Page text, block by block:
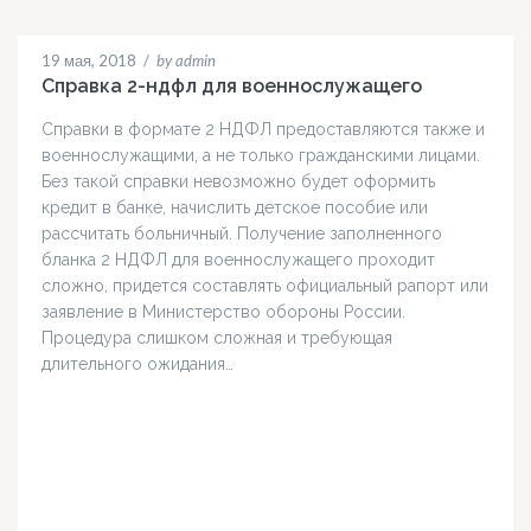
19 мая, 2018 / by admin
Справка 2-ндфл для военнослужащего
Справки в формате 2 НДФЛ предоставляются также и
военнослужащими, а не только гражданскими лицами.
Без такой справки невозможно будет оформить
кредит в банке, начислить детское пособие или
рассчитать больничный. Получение заполненного
бланка 2 НДФЛ для военнослужащего проходит
сложно, придется составлять официальный рапорт или
заявление в Министерство обороны России.
Процедура слишком сложная и требующая
длительного ожидания…